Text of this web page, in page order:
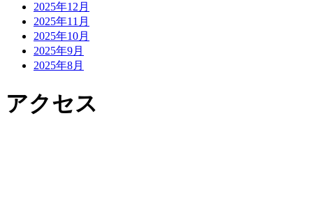
2025年12月
2025年11月
2025年10月
2025年9月
2025年8月
アクセス